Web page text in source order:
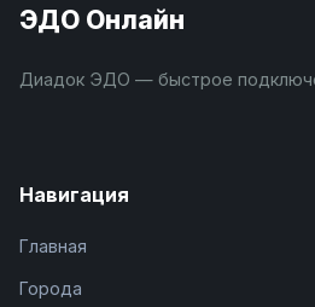
ЭДО Онлайн
Диадок ЭДО — быстрое
Навигация
Главная
Города